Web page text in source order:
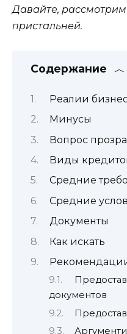
Давайте,
пристальней.
Содержание
Реалии
Минусы
Вопрос
Виды
Средние
Средние
Документы
Как искать
документов